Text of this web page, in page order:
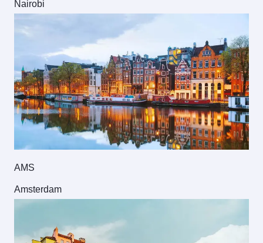
Nairobi
AMS
Amsterdam